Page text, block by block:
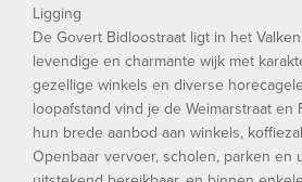
Ligging
De Govert Bidloostraat ligt in het
levendige en charmante wijk met
gezellige winkels en diverse
loopafstand vind je de Weimarstraat en
hun brede aanbod aan winkels,
Openbaar vervoer, scholen, parken en